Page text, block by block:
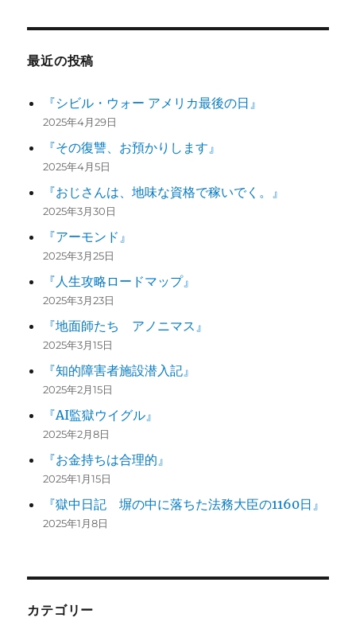
最近の投稿
『シビル・ウォー アメリカ最後の日』
2025年4月29日
『その復讐、お預かりします』
2025年4月5日
『おじさんは、地味な資格で稼いでく。』
2025年3月30日
『アーモンド』
2025年3月25日
『人生攻略ロードマップ』
2025年3月23日
『地面師たち アノニマス』
2025年3月15日
『知的障害者施設潜入記』
2025年2月15日
『AI監獄ウイグル』
2025年2月8日
『お金持ちは合理的』
2025年1月15日
『獄中日記 塀の中に落ちた法務大臣の1160日』
2025年1月8日
カテゴリー